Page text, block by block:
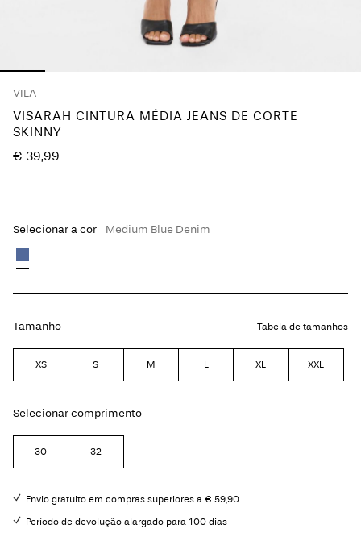
VILA
VISARAH CINTURA MÉDIA JEANS DE CORTE
SKINNY
€ 39,99
Selecionar a cor Medium Blue Denim
Tamanho Tabela de tamanhos
XS S M L XL XXL
Selecionar comprimento
30 32
Envio gratuito em compras superiores a € 59,90
Período de devolução alargado para 100 dias